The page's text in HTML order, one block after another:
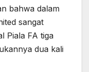
bahwa dalam
sangat
Piala FA tiga
dua kali